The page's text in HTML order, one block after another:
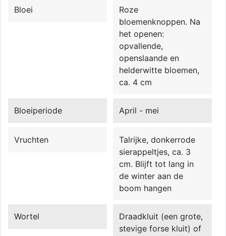
Bloei
Roze
bloemenknoppen. Na
het openen:
opvallende,
openslaande en
helderwitte bloemen,
ca. 4 cm
Bloeiperiode April - mei
Vruchten
Talrijke, donkerrode
sierappeltjes, ca. 3
cm. Blijft tot lang in
de winter aan de
boom hangen
Wortel
Draadkluit (een grote,
stevige forse kluit) of